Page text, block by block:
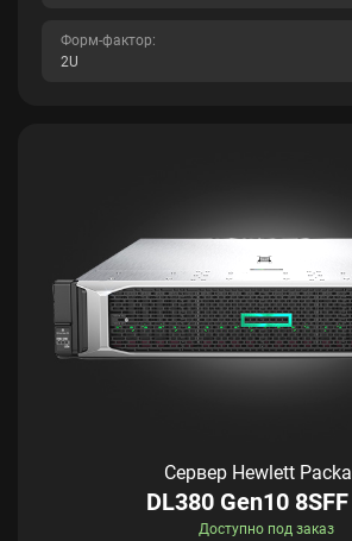
Форм-фактор:
2U
Сервер Hewlett
DL380 Gen10
Доступно под заказ